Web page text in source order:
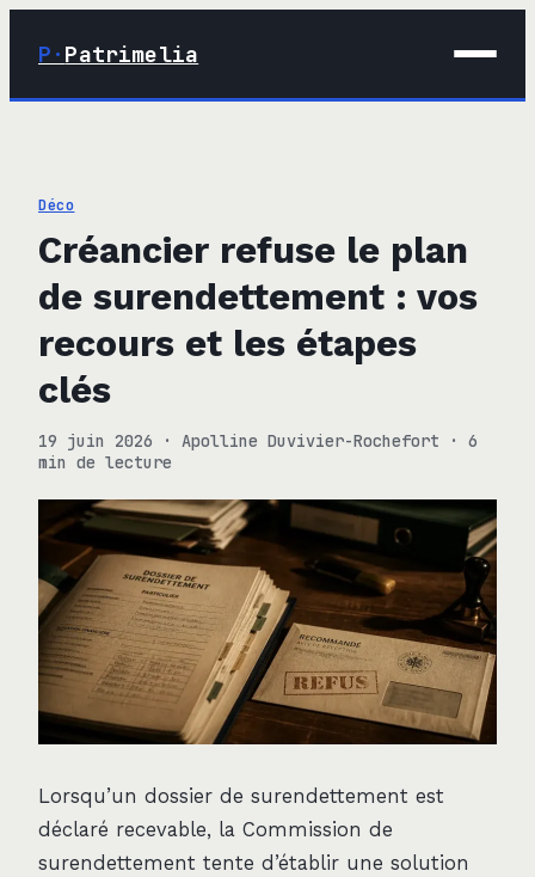
P· Patrimelia
03 · Immobilier
04 · Finance
Déco
Créancier refuse le plan
de surendettement : vos
recours et les étapes
clés
19 juin 2026 · Apolline Duvivier-Rochefort ·
6
min de lecture
Lorsqu’un dossier de surendettement est
déclaré recevable, la Commission de
surendettement tente d’établir une solution